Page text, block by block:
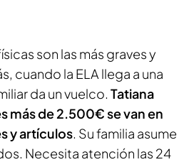
son las más graves y
cuando la ELA llega a una
da un vuelco. Tatiana
más de 2.500€ se van en
y artículos. Su familia asume
Necesita atención las 24